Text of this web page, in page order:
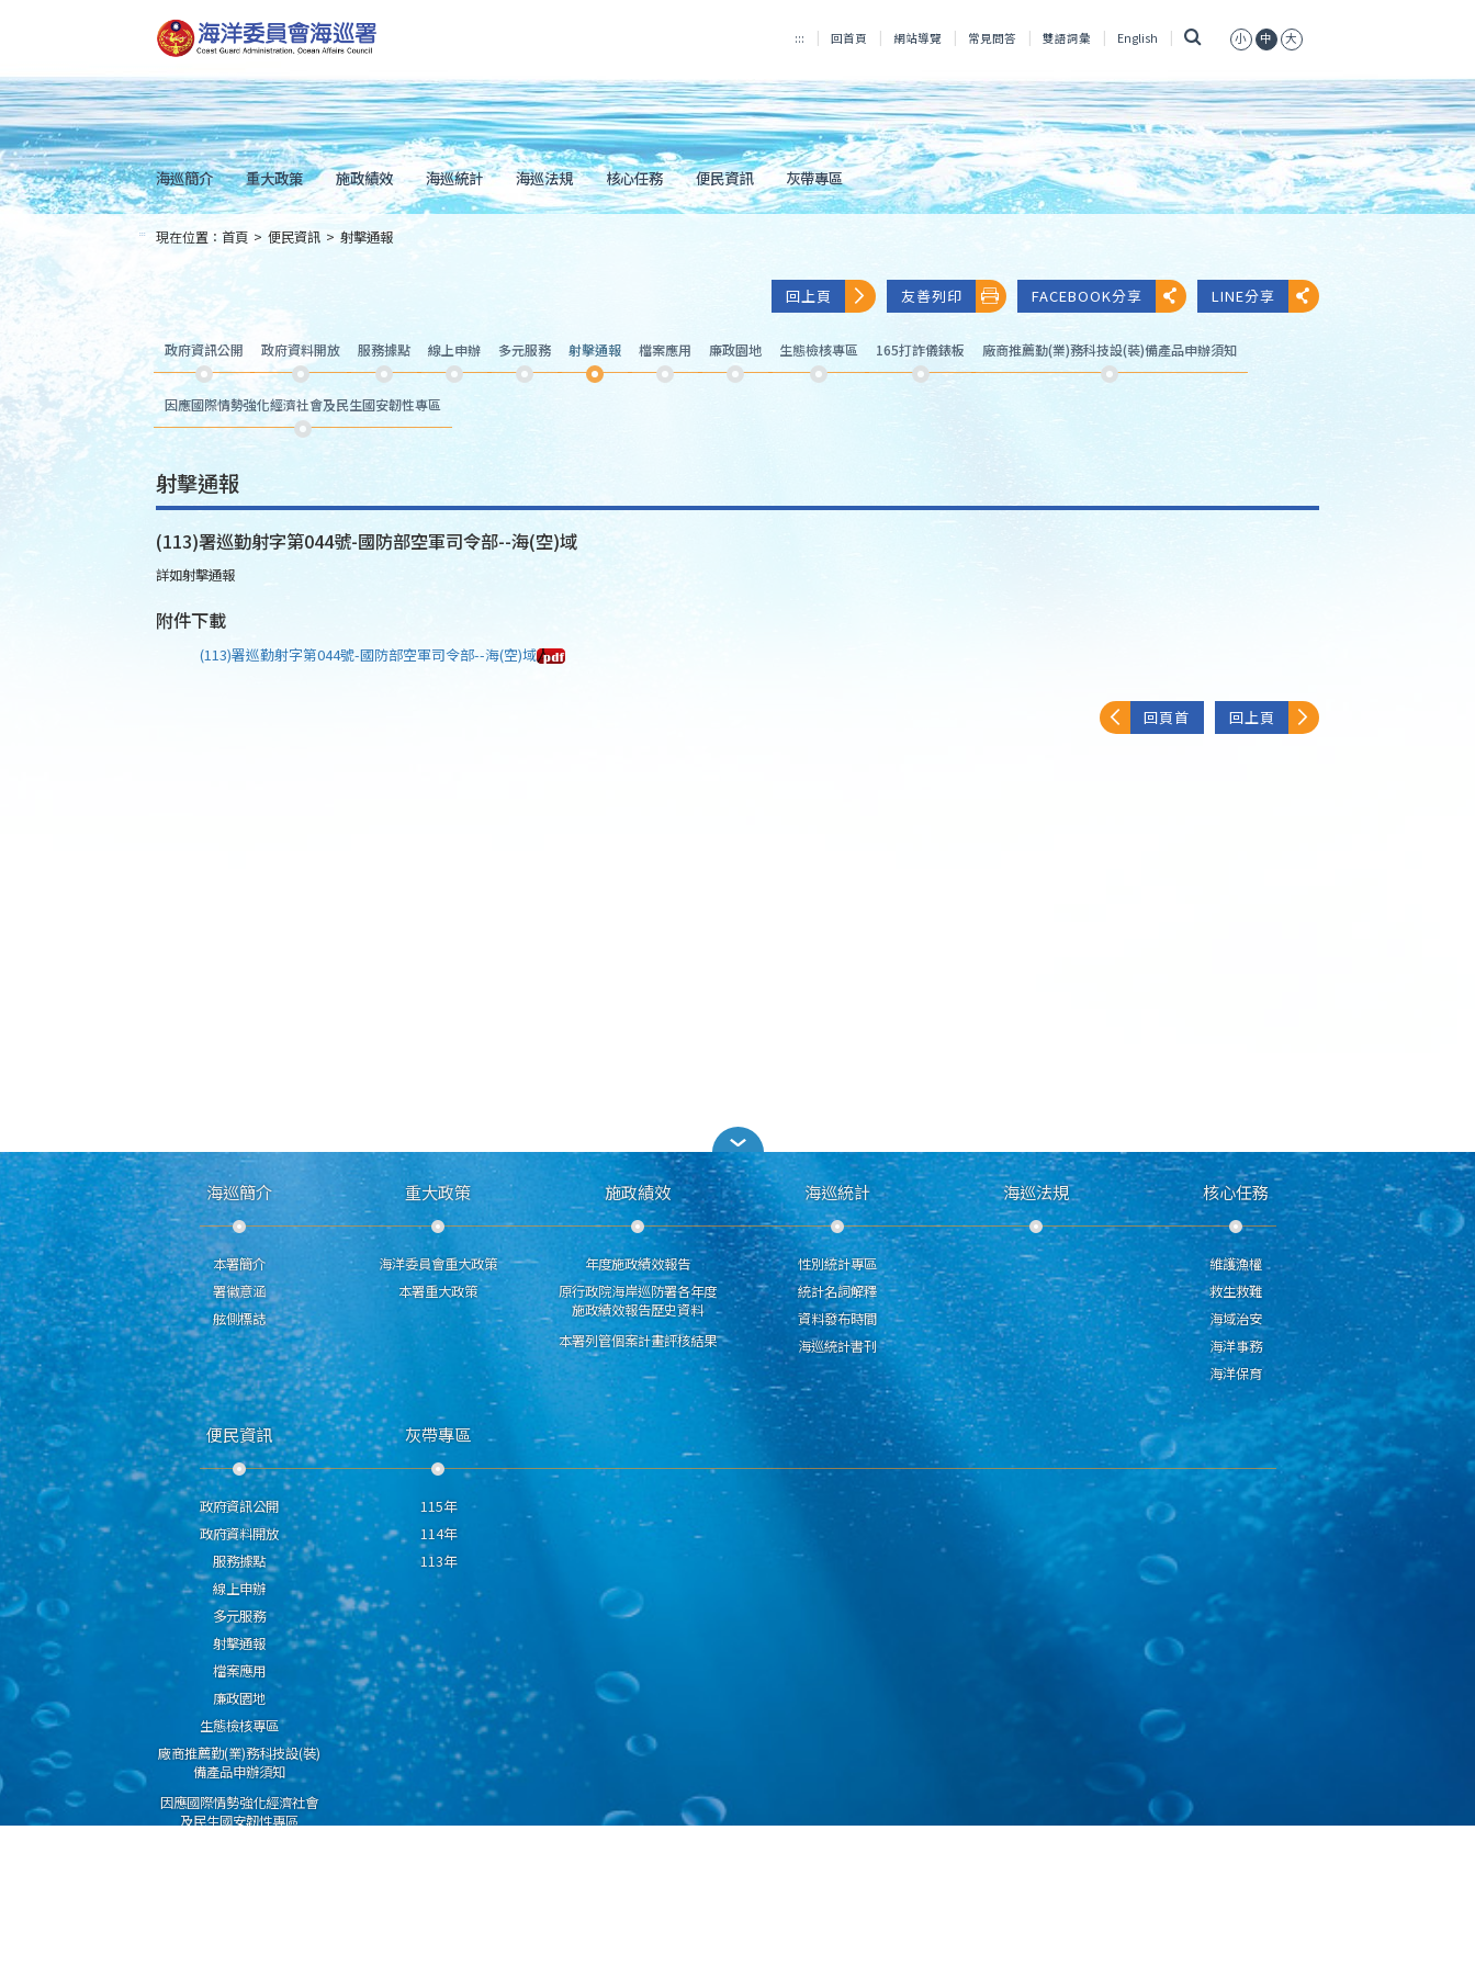
到
主
內
容
Skip
to
main
content
::: 回首頁 網站導覽 常見問答 雙語詞彙 English 小 中 大
海巡簡介 重大政策 施政績效 海巡統計 海巡法規 核心任務 便民資訊 灰帶專區
::: 現在位置： 首頁 > 便民資訊 > 射擊通報
回上頁 友善列印 FACEBOOK分享 LINE分享
政府資訊公開 政府資料開放 服務據點 線上申辦 多元服務 射擊通報 檔案應用 廉政園地 生態檢核專區 165打詐儀錶板 廠商推薦勤(業)務科技設(裝)備產品申辦須知
因應國際情勢強化經濟社會及民生國安韌性專區
射擊通報
(113)署巡勤射字第044號-國防部空軍司令部--海(空)域
詳如射擊通報
附件下載
(113)署巡勤射字第044號-國防部空軍司令部--海(空)域
回頁首 回上頁
海巡簡介
本署簡介
署徽意涵
舷側標誌
重大政策
海洋委員會重大政策
本署重大政策
施政績效
年度施政績效報告
原行政院海岸巡防署各年度
施政績效報告歷史資料
本署列管個案計畫評核結果
海巡統計
性別統計專區
統計名詞解釋
資料發布時間
海巡統計書刊
海巡法規 核心任務
維護漁權
救生救難
海域治安
海洋事務
海洋保育
便民資訊
政府資訊公開
政府資料開放
服務據點
線上申辦
多元服務
射擊通報
檔案應用
廉政園地
生態檢核專區
廠商推薦勤(業)務科技設(裝)
備產品申辦須知
因應國際情勢強化經濟社會
及民生國安韌性專區
灰帶專區
115年
114年
113年